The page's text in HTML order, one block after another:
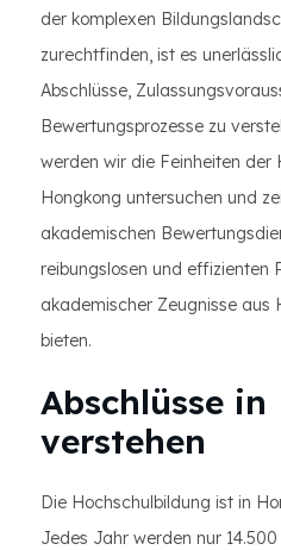
der komplexen
zurechtfinden, ist es
Abschlüsse,
Bewertungsprozesse zu
werden wir die Feinheiten der
Hongkong untersuchen und
akademischen
reibungslosen und effizienten
akademischer Zeugnisse aus
bieten.
Abschlüsse
verstehen
Die Hochschulbildung ist in
Jedes Jahr werden nur